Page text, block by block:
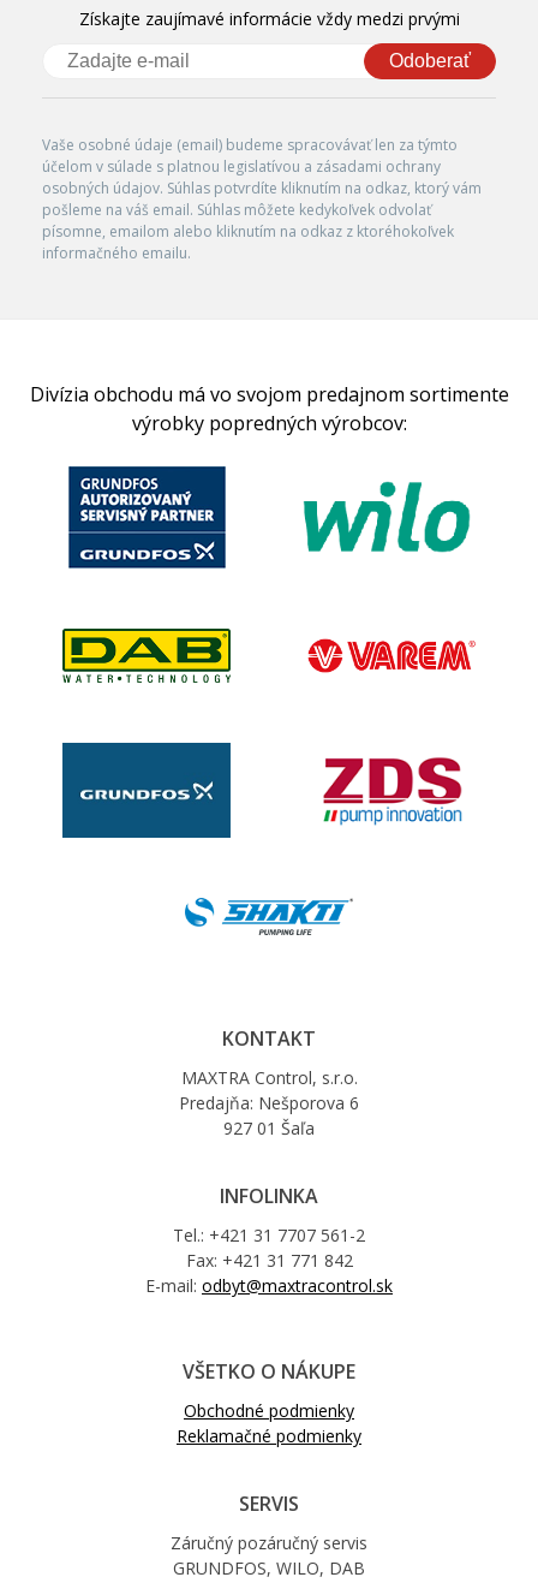
Získajte zaujímavé informácie vždy medzi prvými
Odoberať
Vaše osobné údaje (email) budeme spracovávať len za týmto
účelom v súlade s platnou legislatívou a zásadami ochrany
osobných údajov. Súhlas potvrdíte kliknutím na odkaz, ktorý vám
pošleme na váš email. Súhlas môžete kedykoľvek odvolať
písomne, emailom alebo kliknutím na odkaz z ktoréhokoľvek
informačného emailu.
Divízia obchodu má vo svojom predajnom sortimente
výrobky popredných výrobcov:
KONTAKT
MAXTRA Control, s.r.o.
Predajňa: Nešporova 6
927 01 Šaľa
INFOLINKA
Tel.: +421 31 7707 561-2
Fax: +421 31 771 842
E-mail: odbyt@maxtracontrol.sk
VŠETKO O NÁKUPE
Obchodné podmienky
Reklamačné podmienky
SERVIS
Záručný pozáručný servis
GRUNDFOS, WILO, DAB